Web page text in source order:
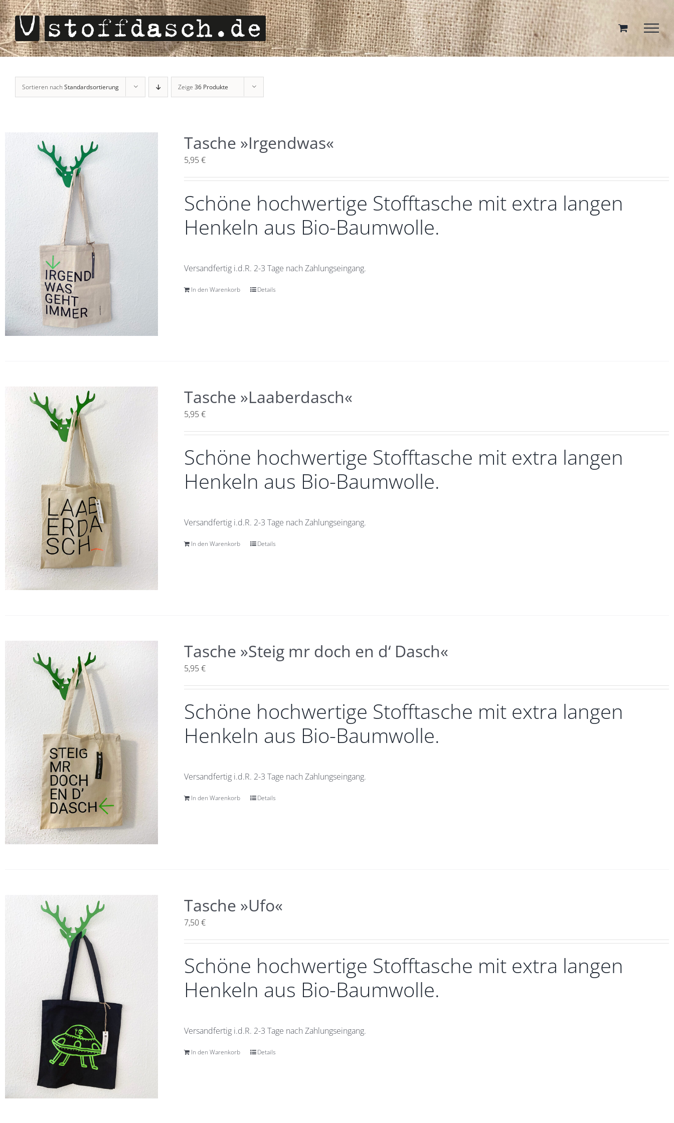
Zum
Inhalt
springen
Sortieren nach Standardsortierung Zeige 36 Produkte
Tasche »Irgendwas«
5,95€
Schöne hochwertige Stofftasche mit extra langen
Henkeln aus Bio-Baumwolle.
Versandfertig i.d.R. 2-3 Tage nach Zahlungseingang.
In den Warenkorb Details
Tasche »Laaberdasch«
5,95€
Schöne hochwertige Stofftasche mit extra langen
Henkeln aus Bio-Baumwolle.
Versandfertig i.d.R. 2-3 Tage nach Zahlungseingang.
In den Warenkorb Details
Tasche »Steig mr doch en d‘ Dasch«
5,95€
Schöne hochwertige Stofftasche mit extra langen
Henkeln aus Bio-Baumwolle.
Versandfertig i.d.R. 2-3 Tage nach Zahlungseingang.
In den Warenkorb Details
Tasche »Ufo«
7,50€
Schöne hochwertige Stofftasche mit extra langen
Henkeln aus Bio-Baumwolle.
Versandfertig i.d.R. 2-3 Tage nach Zahlungseingang.
In den Warenkorb Details